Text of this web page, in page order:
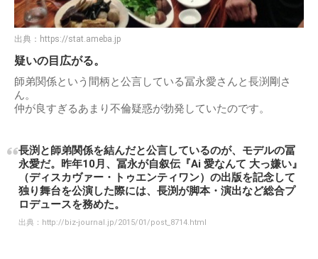
出典： https://stat.ameba.jp
疑いの目広がる。
師弟関係という間柄と公言している冨永愛さんと長渕剛さ
ん。
仲が良すぎるあまり不倫疑惑が勃発していたのです。
長渕と師弟関係を結んだと公言しているのが、モデルの冨
永愛だ。昨年10月、冨永が自叙伝『Ai 愛なんて 大っ嫌い』
（ディスカヴァー・トゥエンティワン）の出版を記念して
独り舞台を公演した際には、長渕が脚本・演出など総合プ
ロデュースを務めた。
出典： http://biz-journal.jp/2015/01/post_8714.html